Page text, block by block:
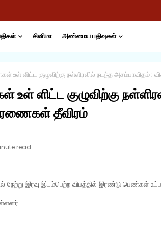
சினிமா அண்மைய பதிவுகள்
உள் ளிட்ட குழுவிற்கு நள்ளிரவில் நடந்த அசம்பாவிதம் ;
உள் ளிட்ட குழுவிற்கு
தீவிரம்
read
நேற்று இரவு இடம்பெற்ற விபத்தில் இரண்டு பெண்கள்